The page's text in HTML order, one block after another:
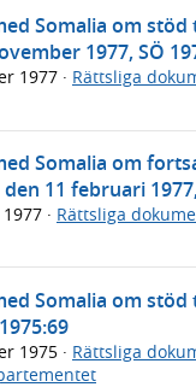
Somalia om
1977, SÖ
1977 · Rättsliga
Somalia om
11 februari
· Rättsliga
Somalia om
1975 · Rättsliga